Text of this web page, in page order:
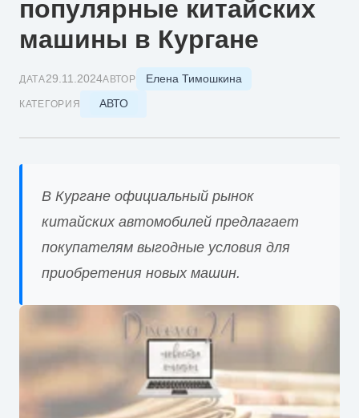
популярные китайских
машины в Кургане
ДАТА29.11.2024АВТОР Елена Тимошкина
КАТЕГОРИЯ АВТО
В Кургане официальный рынок
китайских автомобилей предлагает
покупателям выгодные условия для
приобретения новых машин.